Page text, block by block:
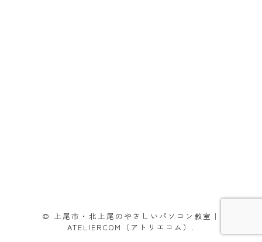
© 上尾市・北上尾のやさしいパソコン教室｜
ATELIERCOM（アトリエコム）.